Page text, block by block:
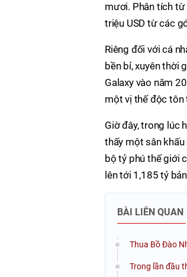
mươi. Phân tích
triệu USD từ các
Riêng đối với cá
bền bỉ, xuyên thời
Galaxy vào năm
một vị thế độc tôn
Giờ đây, trong lúc
thấy một sân
bộ tỷ phú thế giới
lên tới 1,185 tỷ
BÀI LIÊN QUAN
Thua Bồ Đào
Trong lần đầu